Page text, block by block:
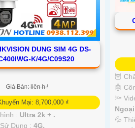
DUNG SIM 4G DS-
K/4G/C09S20
Giá Bán: liên h₫
Mại: 8,700,000 ₫
: Ultra 2k + .
Dụng :4G.
🦉
🤖️
🔦
💦